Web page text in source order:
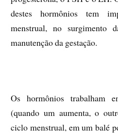
destes hormônios tem
menstrual, no surgimento
manutenção da gestação.
Os hormônios trabalham
(quando um aumenta, o
ciclo menstrual, em um balé